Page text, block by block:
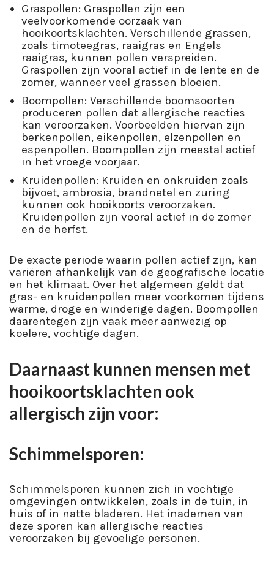
Graspollen: Graspollen zijn een
veelvoorkomende oorzaak van
hooikoortsklachten. Verschillende grassen,
zoals timoteegras, raaigras en Engels
raaigras, kunnen pollen verspreiden.
Graspollen zijn vooral actief in de lente en de
zomer, wanneer veel grassen bloeien.
Boompollen: Verschillende boomsoorten
produceren pollen dat allergische reacties
kan veroorzaken. Voorbeelden hiervan zijn
berkenpollen, eikenpollen, elzenpollen en
espenpollen. Boompollen zijn meestal actief
in het vroege voorjaar.
Kruidenpollen: Kruiden en onkruiden zoals
bijvoet, ambrosia, brandnetel en zuring
kunnen ook hooikoorts veroorzaken.
Kruidenpollen zijn vooral actief in de zomer
en de herfst.
De exacte periode waarin pollen actief zijn, kan
variëren afhankelijk van de geografische locatie
en het klimaat. Over het algemeen geldt dat
gras- en kruidenpollen meer voorkomen tijdens
warme, droge en winderige dagen. Boompollen
daarentegen zijn vaak meer aanwezig op
koelere, vochtige dagen.
Daarnaast kunnen mensen met
hooikoortsklachten ook
allergisch zijn voor:
Schimmelsporen:
Schimmelsporen kunnen zich in vochtige
omgevingen ontwikkelen, zoals in de tuin, in
huis of in natte bladeren. Het inademen van
deze sporen kan allergische reacties
veroorzaken bij gevoelige personen.